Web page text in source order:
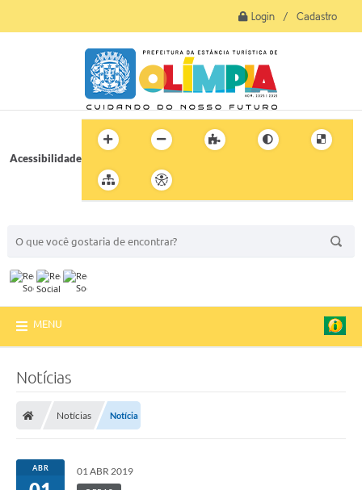
Login / Cadastro
Acessibilidade
MENU
Notícias
Notícias Notícia
ABR 01 ABR 2019